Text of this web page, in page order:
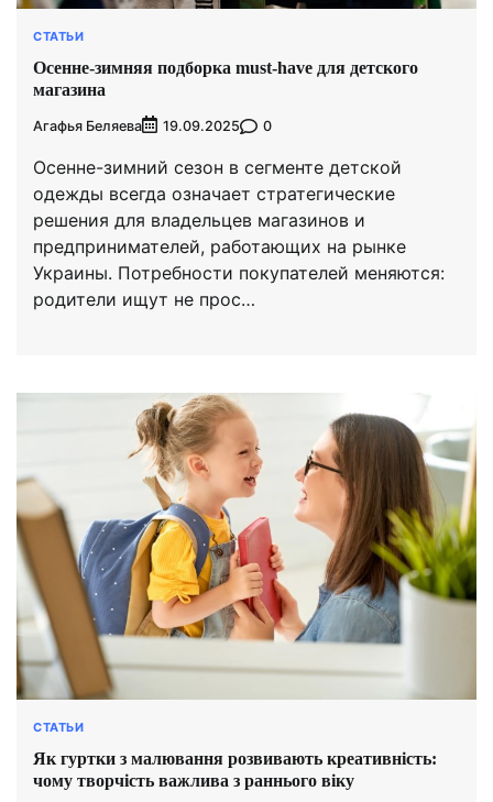
СТАТЬИ
Осенне-зимняя подборка must-have для детского
магазина
Агафья Беляева 19.09.2025 0
Осенне-зимний сезон в сегменте детской
одежды всегда означает стратегические
решения для владельцев магазинов и
предпринимателей, работающих на рынке
Украины. Потребности покупателей меняются:
родители ищут не прос…
СТАТЬИ
Як гуртки з малювання розвивають креативність:
чому творчість важлива з раннього віку